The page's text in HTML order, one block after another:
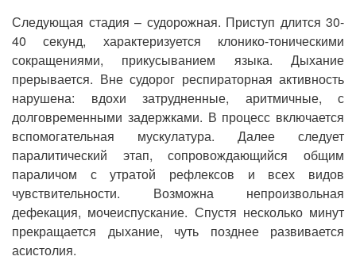
Следующая стадия – судорожная. Приступ длится 30-
40 секунд, характеризуется клонико-тоническими
сокращениями, прикусыванием языка. Дыхание
прерывается. Вне судорог респираторная активность
нарушена: вдохи затрудненные, аритмичные, с
долговременными задержками. В процесс включается
вспомогательная мускулатура. Далее следует
паралитический этап, сопровождающийся общим
параличом с утратой рефлексов и всех видов
чувствительности. Возможна непроизвольная
дефекация, мочеиспускание. Спустя несколько минут
прекращается дыхание, чуть позднее развивается
асистолия.